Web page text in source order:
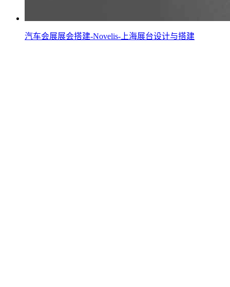
汽车会展展会搭建-Novelis-上海展台设计与搭建